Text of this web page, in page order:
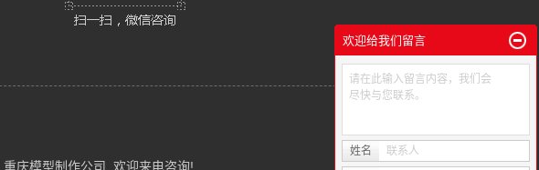
重庆模型制作公司 , 欢迎来电咨询!
欢迎给我们留言
请在此输入留言内容，我们会
尽快与您联系。
姓名 联系人